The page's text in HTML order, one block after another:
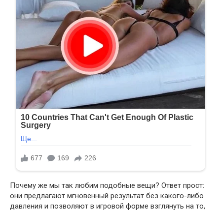
Почему же мы так любим подобные вещи? Ответ прост:
они предлагают мгновенный результат без какого-либо
давления и позволяют в игровой форме взглянуть на то,